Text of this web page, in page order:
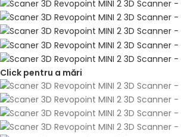
Click pentru a mări